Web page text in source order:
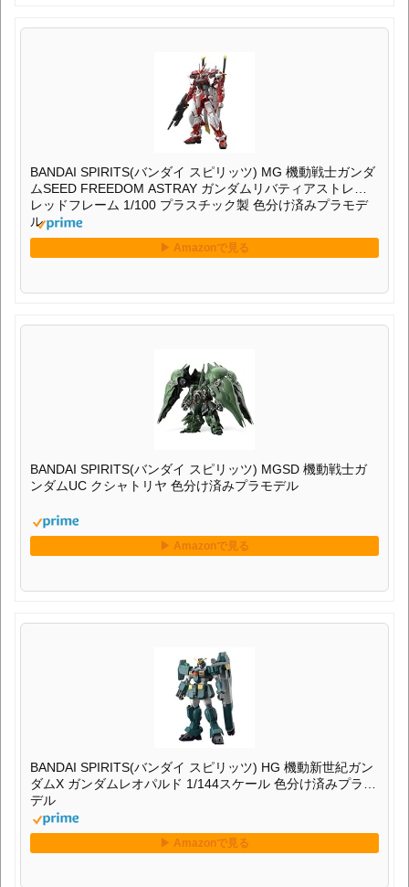
BANDAI SPIRITS(バンダイ スピリッツ) MG 機動戦士ガンダ
ムSEED FREEDOM ASTRAY ガンダムリバティアストレイ
レッドフレーム 1/100 プラスチック製 色分け済みプラモデ
ル
BANDAI SPIRITS(バンダイ スピリッツ) MGSD 機動戦士ガ
ンダムUC クシャトリヤ 色分け済みプラモデル
BANDAI SPIRITS(バンダイ スピリッツ) HG 機動新世紀ガン
ダムX ガンダムレオパルド 1/144スケール 色分け済みプラモ
デル